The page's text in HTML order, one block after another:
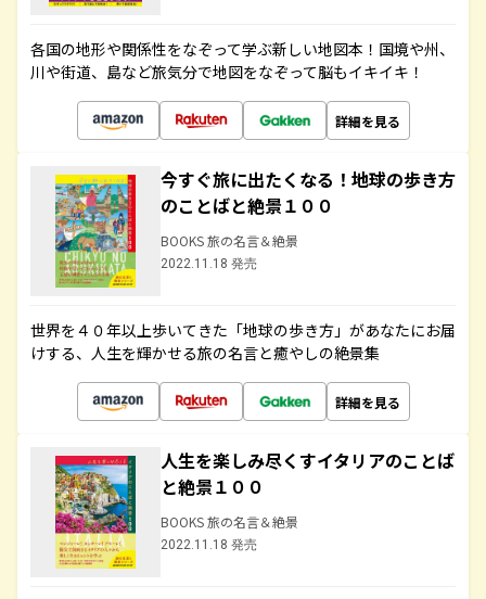
各国の地形や関係性をなぞって学ぶ新しい地図本！国境や州、
川や街道、島など旅気分で地図をなぞって脳もイキイキ！
詳細を見る
今すぐ旅に出たくなる！地球の歩き方
のことばと絶景１００
BOOKS 旅の名言＆絶景
2022.11.18 発売
世界を４０年以上歩いてきた「地球の歩き方」があなたにお届
けする、人生を輝かせる旅の名言と癒やしの絶景集
詳細を見る
人生を楽しみ尽くすイタリアのことば
と絶景１００
BOOKS 旅の名言＆絶景
2022.11.18 発売